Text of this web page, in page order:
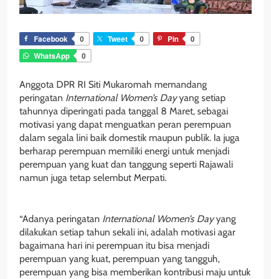
Facebook 0 Tweet 0 Pin
0
WhatsApp
0
Anggota DPR RI Siti Mukaromah memandang
peringatan International Women’s Dayyang setiap
tahunnya diperingati pada tanggal 8 Maret, sebagai
motivasi yang dapat menguatkan peran perempuan
dalam segala lini baik domestik maupun publik. Ia juga
berharap perempuan memiliki energi untuk menjadi
perempuan yang kuat dan tanggung seperti Rajawali
namun juga tetap selembut Merpati.
“Adanya peringatan International Women’s Dayyang
dilakukan setiap tahun sekali ini, adalah motivasi agar
bagaimana hari ini perempuan itu bisa menjadi
perempuan yang kuat, perempuan yang tangguh,
perempuan yang bisa memberikan kontribusi maju untuk